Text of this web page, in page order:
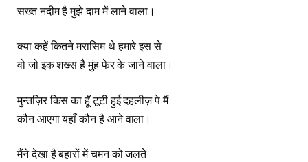
सख्त नदीम है मुझे दाम में लाने वाला।
क्या कहें कितने मरासिम थे हमारे इस से
वो जो इक शख्स है मुंह फेर के जाने वाला।
मुन्तज़िर किस का हूँ टूटी हुई दहलीज़ पे मैं
कौन आएगा यहाँ कौन है आने वाला।
मैंने देखा है बहारों में चमन को जलते